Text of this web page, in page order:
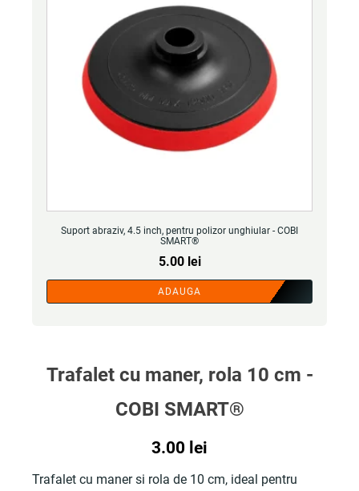
Suport abraziv, 4.5 inch, pentru polizor unghiular - COBI
SMART®
5.00 lei
ADAUGA
Trafalet cu maner, rola 10 cm -
COBI SMART®
3.00 lei
Trafalet cu maner si rola de 10 cm, ideal pentru